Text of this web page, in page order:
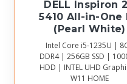
DELL Inspiron
5410 All-in-One
(Pearl White)
Intel Core i5-1235U |
DDR4 | 256GB SSD |
HDD | INTEL UHD
W11 HOME